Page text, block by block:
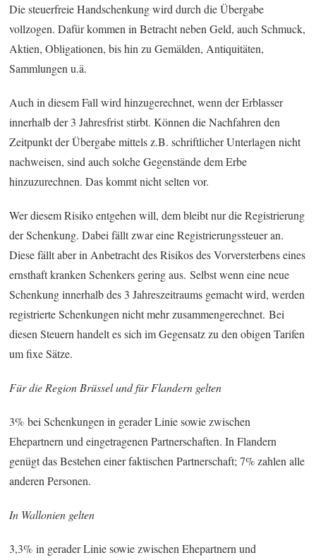
Die steuerfreie Handschenkung wird durch die Übergabe
vollzogen. Dafür kommen in Betracht neben Geld, auch Schmuck,
Aktien, Obligationen, bis hin zu Gemälden, Antiquitäten,
Sammlungen u.ä.
Auch in diesem Fall wird hinzugerechnet, wenn der Erblasser
innerhalb der 3 Jahresfrist stirbt. Können die Nachfahren den
Zeitpunkt der Übergabe mittels z.B. schriftlicher Unterlagen nicht
nachweisen, sind auch solche Gegenstände dem Erbe
hinzuzurechnen. Das kommt nicht selten vor.
Wer diesem Risiko entgehen will, dem bleibt nur die Registrierung
der Schenkung. Dabei fällt zwar eine Registrierungssteuer an.
Diese fällt aber in Anbetracht des Risikos des Vorversterbens eines
ernsthaft kranken Schenkers gering aus. Selbst wenn eine neue
Schenkung innerhalb des 3 Jahreszeitraums gemacht wird, werden
registrierte Schenkungen nicht mehr zusammengerechnet. Bei
diesen Steuern handelt es sich im Gegensatz zu den obigen Tarifen
um fixe Sätze.
Für die Region Brüssel und für Flandern gelten
3% bei Schenkungen in gerader Linie sowie zwischen
Ehepartnern und eingetragenen Partnerschaften. In Flandern
genügt das Bestehen einer faktischen Partnerschaft; 7% zahlen alle
anderen Personen.
In Wallonien gelten
3,3% in gerader Linie sowie zwischen Ehepartnern und